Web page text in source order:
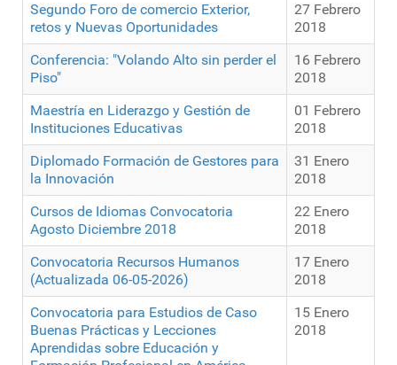
Segundo Foro de comercio Exterior,
retos y Nuevas Oportunidades
27 Febrero
2018
Conferencia: "Volando Alto sin perder el
Piso"
16 Febrero
2018
Maestría en Liderazgo y Gestión de
Instituciones Educativas
01 Febrero
2018
Diplomado Formación de Gestores para
la Innovación
31 Enero
2018
Cursos de Idiomas Convocatoria
Agosto Diciembre 2018
22 Enero
2018
Convocatoria Recursos Humanos
(Actualizada 06-05-2026)
17 Enero
2018
Convocatoria para Estudios de Caso
Buenas Prácticas y Lecciones
Aprendidas sobre Educación y
15 Enero
2018